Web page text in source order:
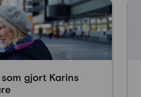
gjort Karins